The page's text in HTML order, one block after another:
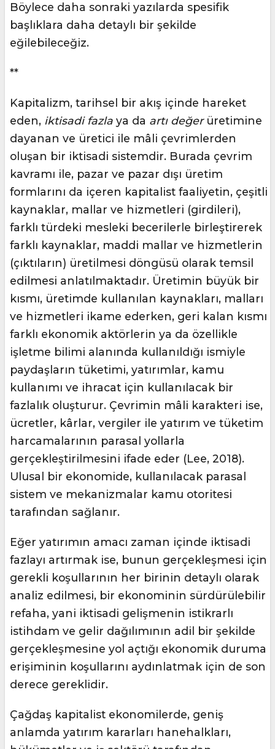
Böylece daha sonraki yazılarda spesifik
başlıklara daha detaylı bir şekilde
eğilebileceğiz.
**
Kapitalizm, tarihsel bir akış içinde hareket
eden, iktisadi fazla ya da artı değerüretimine
dayanan ve üretici ile mâli çevrimlerden
oluşan bir iktisadi sistemdir. Burada çevrim
kavramı ile, pazar ve pazar dışı üretim
formlarını da içeren kapitalist faaliyetin, çeşitli
kaynaklar, mallar ve hizmetleri (girdileri),
farklı türdeki mesleki becerilerle birleştirerek
farklı kaynaklar, maddi mallar ve hizmetlerin
(çıktıların) üretilmesi döngüsü olarak temsil
edilmesi anlatılmaktadır. Üretimin büyük bir
kısmı, üretimde kullanılan kaynakları, malları
ve hizmetleri ikame ederken, geri kalan kısmı
farklı ekonomik aktörlerin ya da özellikle
işletme bilimi alanında kullanıldığı ismiyle
paydaşların tüketimi, yatırımlar, kamu
kullanımı ve ihracat için kullanılacak bir
fazlalık oluşturur. Çevrimin mâli karakteri ise,
ücretler, kârlar, vergiler ile yatırım ve tüketim
harcamalarının parasal yollarla
gerçekleştirilmesini ifade eder (Lee, 2018).
Ulusal bir ekonomide, kullanılacak parasal
sistem ve mekanizmalar kamu otoritesi
tarafından sağlanır.
Eğer yatırımın amacı zaman içinde iktisadi
fazlayı artırmak ise, bunun gerçekleşmesi için
gerekli koşullarının her birinin detaylı olarak
analiz edilmesi, bir ekonominin sürdürülebilir
refaha, yani iktisadi gelişmenin istikrarlı
istihdam ve gelir dağılımının adil bir şekilde
gerçekleşmesine yol açtığı ekonomik duruma
erişiminin koşullarını aydınlatmak için de son
derece gereklidir.
Çağdaş kapitalist ekonomilerde, geniş
anlamda yatırım kararları hanehalkları,